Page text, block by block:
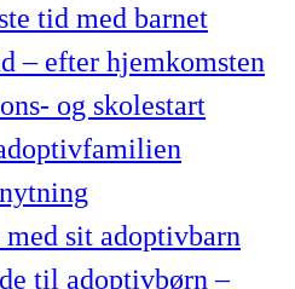
tid med barnet
– efter hjemkomsten
og skolestart
med sit adoptivbarn
til adoptivbørn –